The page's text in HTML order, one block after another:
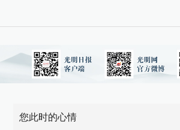
您此时的心情